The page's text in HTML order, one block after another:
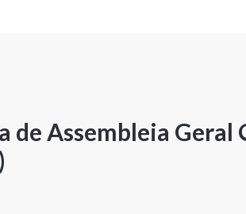
de Assembleia Geral